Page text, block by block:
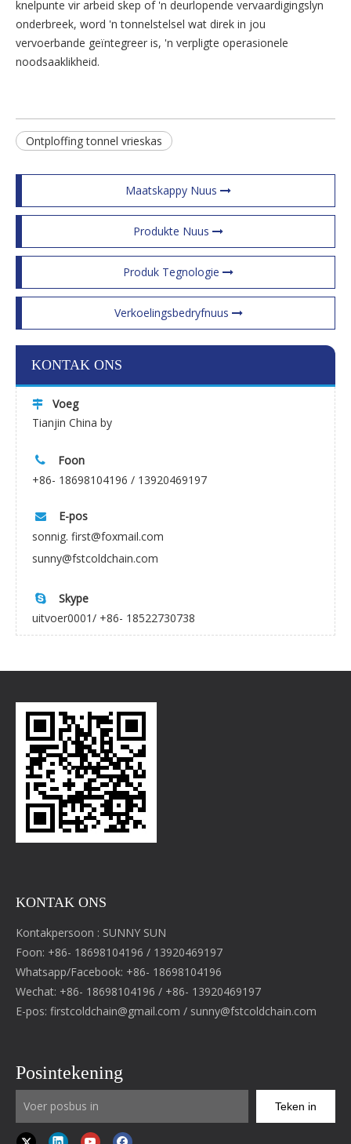
knelpunte vir arbeid skep of 'n deurlopende vervaardigingslyn
onderbreek, word 'n tonnelstelsel wat direk in jou
vervoerbande geïntegreer is, 'n verpligte operasionele
noodsaaklikheid.
Ontploffing tonnel vrieskas
Maatskappy Nuus
Produkte Nuus
Produk Tegnologie
Verkoelingsbedryfnuus
KONTAK ONS

Voeg
Tianjin China by

Foon
+86- 18698104196 / 13920469197

E-pos
sonnig. first@foxmail.com
sunny@fstcoldchain.com

Skype
uitvoer0001/ +86- 18522730738
KONTAK ONS
Kontakpersoon : SUNNY SUN
Foon: +86- 18698104196 / 13920469197
Whatsapp/Facebook: +86- 18698104196
Wechat: +86- 18698104196 / +86- 13920469197
E-pos: firstcoldchain@gmail.com / sunny@fstcoldchain.com
Posintekening
Teken in